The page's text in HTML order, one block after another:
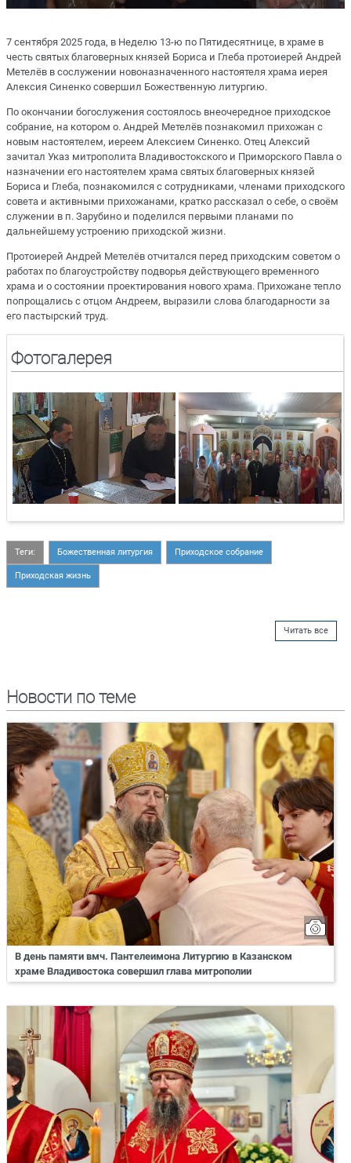
7 сентября 2025 года, в Неделю 13-ю по Пятидесятнице, в храме в
честь святых благоверных князей Бориса и Глеба протоиерей Андрей
Метелёв в сослужении новоназначенного настоятеля храма иерея
Алексия Синенко совершил Божественную литургию.
По окончании богослужения состоялось внеочередное приходское
собрание, на котором о. Андрей Метелёв познакомил прихожан с
новым настоятелем, иереем Алексием Синенко. Отец Алексий
зачитал Указ митрополита Владивостокского и Приморского Павла о
назначении его настоятелем храма святых благоверных князей
Бориса и Глеба, познакомился с сотрудниками, членами приходского
совета и активными прихожанами, кратко рассказал о себе, о своём
служении в п. Зарубино и поделился первыми планами по
дальнейшему устроению приходской жизни.
Протоиерей Андрей Метелёв отчитался перед приходским советом о
работах по благоустройству подворья действующего временного
храма и о состоянии проектирования нового храма. Прихожане тепло
попрощались с отцом Андреем, выразили слова благодарности за
его пастырский труд.
Фотогалерея
Теги: Божественная литургия Приходское собрание
Приходская жизнь
Читать все
Новости по теме
В день памяти вмч. Пантелеимона Литургию в Казанском
храме Владивостока совершил глава митрополии